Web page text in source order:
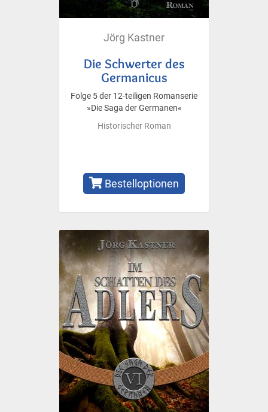
Jörg Kastner
Die Schwerter des
Germanicus
Folge 5 der 12-teiligen Romanserie
»Die Saga der Germanen«
Historischer Roman
Bestelloptionen